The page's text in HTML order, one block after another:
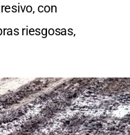
con
riesgosas,